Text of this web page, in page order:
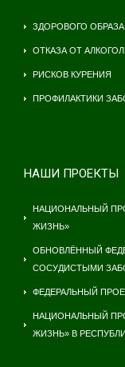
ЗДОРОВОГО
ОТКАЗА ОТ
РИСКОВ КУРЕНИЯ
ПРОФИЛАКТИКИ
НАШИ ПРОЕКТЫ
НАЦИОНАЛЬНЫЙ
ЖИЗНЬ»
ОБНОВЛЁННЫЙ
СОСУДИСТЫМИ
ФЕДЕРАЛЬНЫЙ
НАЦИОНАЛЬНЫЙ
ЖИЗНЬ» В